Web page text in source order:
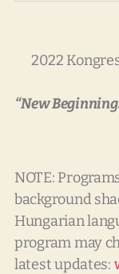
2022
“New
NOTE:
background
Hungarian
program may
latest updates: